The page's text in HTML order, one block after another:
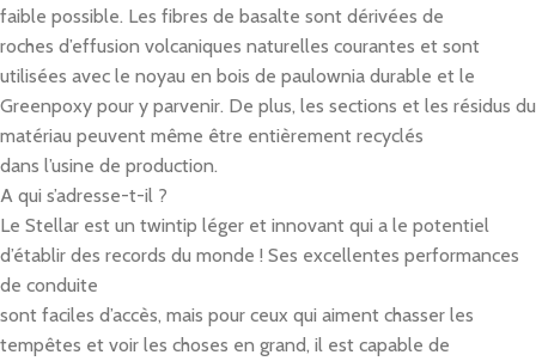
faible possible. Les fibres de basalte sont dérivées de
roches d’effusion volcaniques naturelles courantes et sont
utilisées avec le noyau en bois de paulownia durable et le
Greenpoxy pour y parvenir. De plus, les sections et les résidus du
matériau peuvent même être entièrement recyclés
dans l’usine de production.
A qui s’adresse-t-il ?
Le Stellar est un twintip léger et innovant qui a le potentiel
d’établir des records du monde ! Ses excellentes performances
de conduite
sont faciles d’accès, mais pour ceux qui aiment chasser les
tempêtes et voir les choses en grand, il est capable de